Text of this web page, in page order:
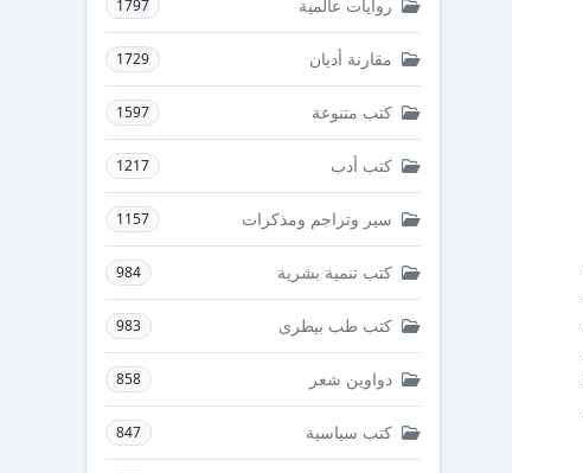
روايات عالمية 1797
مقارنة أديان 1729
كتب متنوعة 1597
كتب أدب 1217
سير وتراجم ومذكرات 1157
كتب تنمية بشرية 984
كتب طب بيطرى 983
دواوين شعر 858
كتب سياسية 847